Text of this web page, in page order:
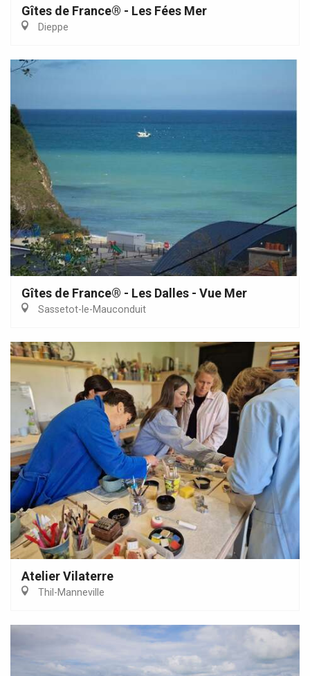
Gîtes de France® - Les Fées Mer
Dieppe
Gîtes de France® - Les Dalles - Vue Mer
Sassetot-le-Mauconduit
Atelier Vilaterre
Thil-Manneville